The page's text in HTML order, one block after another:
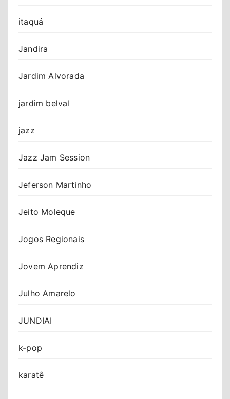
itaquá
Jandira
Jardim Alvorada
jardim belval
jazz
Jazz Jam Session
Jeferson Martinho
Jeito Moleque
Jogos Regionais
Jovem Aprendiz
Julho Amarelo
JUNDIAI
k-pop
karatê